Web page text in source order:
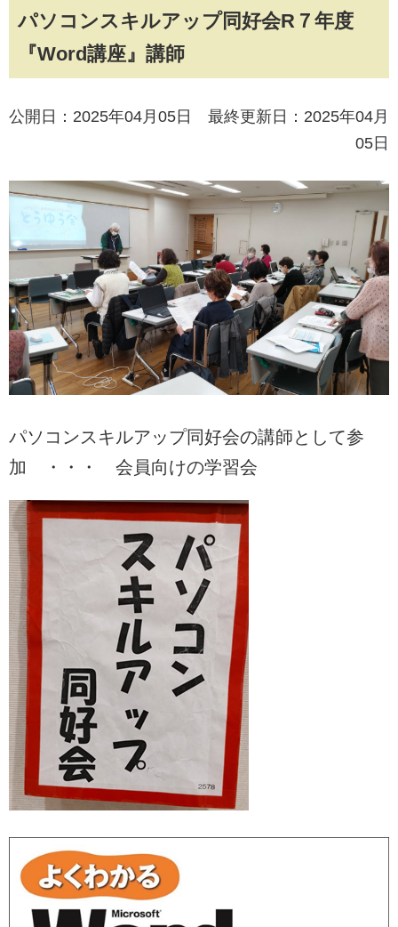
パソコンスキルアップ同好会R７年度
『Word講座』講師
公開日：2025年04月05日 最終更新日：2025年04月
05日
パソコンスキルアップ同好会の講師として参
加 ・・・ 会員向けの学習会